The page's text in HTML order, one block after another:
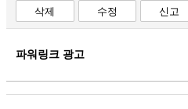
삭제 수정 신고
파워링크 광고